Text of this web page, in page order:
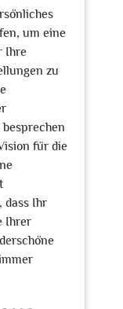
um eine
Ihre
zu
für die
dass Ihr
Ihrer